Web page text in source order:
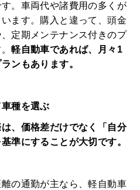
。車両代や諸費用の多くが
ます。購入と違って、頭金
定期メンテナンス付きのプ
。軽自動車であれば、月々1
ンもあります。
種を選ぶ
、価格差だけでなく「自分
準にすることが大切です。
の通勤が主なら、軽自動車